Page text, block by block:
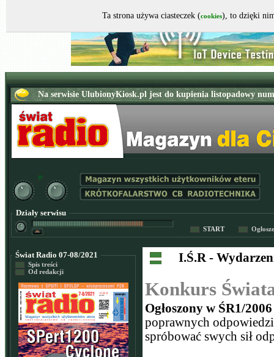
Działy serwisu
START
Świat Radio 07-08/2021
Spis treści
Od redakcji
I.Ś.R -
Konkurs
Ogłoszony w ŚR1/
poprawnych
spróbować swych sił
Ta strona używa ciasteczek (cookies), to dzięki